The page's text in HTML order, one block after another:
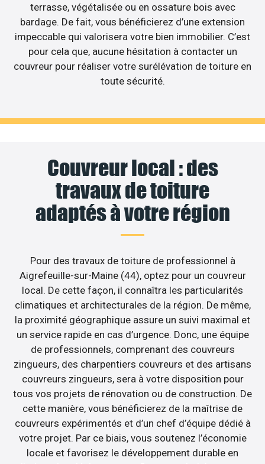
terrasse, végétalisée ou en ossature bois avec
bardage. De fait, vous bénéficierez d’une extension
impeccable qui valorisera votre bien immobilier. C’est
pour cela que, aucune hésitation à contacter un
couvreur pour réaliser votre surélévation de toiture en
toute sécurité.
Couvreur local : des
travaux de toiture
adaptés à votre région
Pour des travaux de toiture de professionnel à
Aigrefeuille-sur-Maine (44), optez pour un couvreur
local. De cette façon, il connaîtra les particularités
climatiques et architecturales de la région. De même,
la proximité géographique assure un suivi maximal et
un service rapide en cas d’urgence. Donc, une équipe
de professionnels, comprenant des couvreurs
zingueurs, des charpentiers couvreurs et des artisans
couvreurs zingueurs, sera à votre disposition pour
tous vos projets de rénovation ou de construction. De
cette manière, vous bénéficierez de la maîtrise de
couvreurs expérimentés et d’un chef d’équipe dédié à
votre projet. Par ce biais, vous soutenez l’économie
locale et favorisez le développement durable en